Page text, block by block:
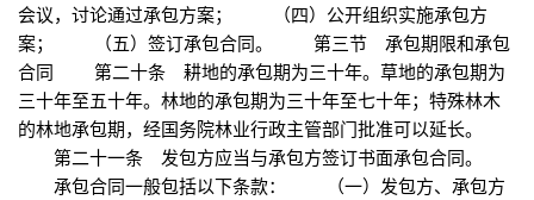
会议，讨论通过承包方案； （四）公开组织实施承包方
案； （五）签订承包合同。 第三节 承包期限和承包
合同 第二十条 耕地的承包期为三十年。草地的承包期为
三十年至五十年。林地的承包期为三十年至七十年；特殊林木
的林地承包期，经国务院林业行政主管部门批准可以延长。
第二十一条 发包方应当与承包方签订书面承包合同。
承包合同一般包括以下条款： （一）发包方、承包方